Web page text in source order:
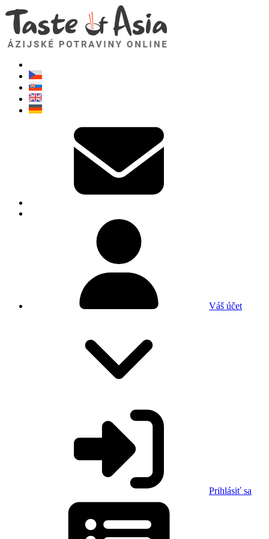
Váš účet
Prihlásiť sa
TasteOfAsia.sk
Neváhajte sa opýtať. Som tu pre vás!